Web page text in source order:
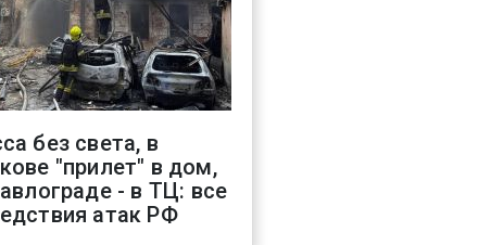
без света, в
"прилет" в дом,
- в ТЦ: все
атак РФ